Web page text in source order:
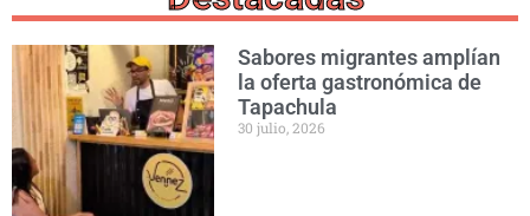
Sabores migrantes amplían
la oferta gastronómica de
Tapachula
30 julio, 2026